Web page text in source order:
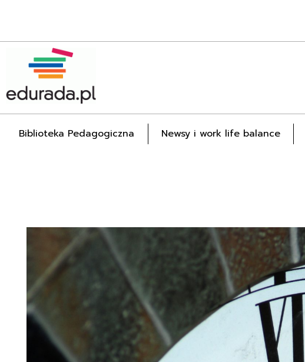
Edurada.pl
Biblioteka Pedagogiczna Newsy i work life balance